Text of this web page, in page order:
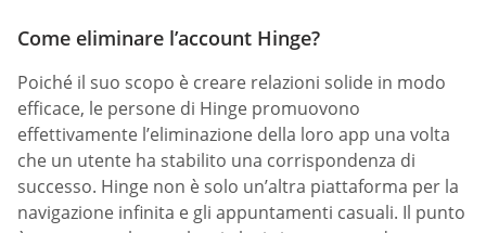
Come eliminare l’account Hinge?
Poiché il suo scopo è creare relazioni solide in modo
efficace, le persone di Hinge promuovono
effettivamente l’eliminazione della loro app una volta
che un utente ha stabilito una corrispondenza di
successo. Hinge non è solo un’altra piattaforma per la
navigazione infinita e gli appuntamenti casuali. Il punto